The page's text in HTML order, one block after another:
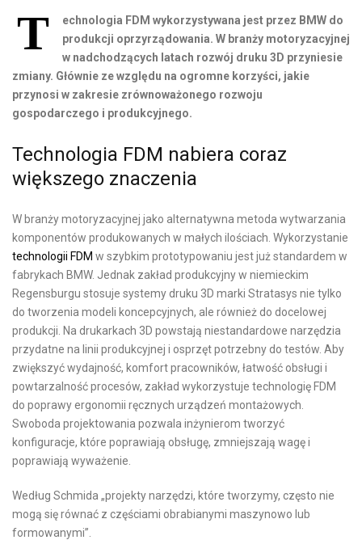
T
echnologia FDM wykorzystywana jest przez BMW do
produkcji oprzyrządowania. W branży motoryzacyjnej
w nadchodzących latach rozwój druku 3D przyniesie
zmiany. Głównie ze względu na ogromne korzyści, jakie
przynosi w zakresie zrównoważonego rozwoju
gospodarczego i produkcyjnego.
Technologia FDM nabiera coraz
większego znaczenia
W branży motoryzacyjnej jako alternatywna metoda wytwarzania
komponentów produkowanych w małych ilościach. Wykorzystanie
technologii FDM w szybkim prototypowaniu jest już standardem w
fabrykach BMW. Jednak zakład produkcyjny w niemieckim
Regensburgu stosuje systemy druku 3D marki Stratasys nie tylko
do tworzenia modeli koncepcyjnych, ale również do docelowej
produkcji. Na drukarkach 3D powstają niestandardowe narzędzia
przydatne na linii produkcyjnej i osprzęt potrzebny do testów. Aby
zwiększyć wydajność, komfort pracowników, łatwość obsługi i
powtarzalność procesów, zakład wykorzystuje technologię FDM
do poprawy ergonomii ręcznych urządzeń montażowych.
Swoboda projektowania pozwala inżynierom tworzyć
konfiguracje, które poprawiają obsługę, zmniejszają wagę i
poprawiają wyważenie.
Według Schmida „projekty narzędzi, które tworzymy, często nie
mogą się równać z częściami obrabianymi maszynowo lub
formowanymi”.